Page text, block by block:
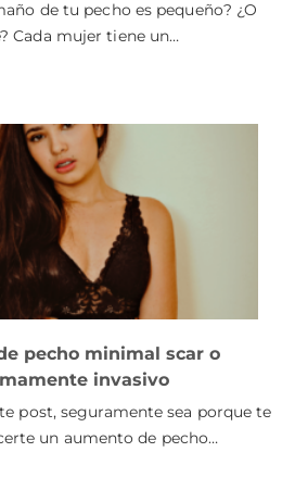
de tu pecho es pequeño? ¿O
Cada mujer tiene un…
pecho minimal scar o
invasivo
post, seguramente sea porque te
un aumento de pecho…